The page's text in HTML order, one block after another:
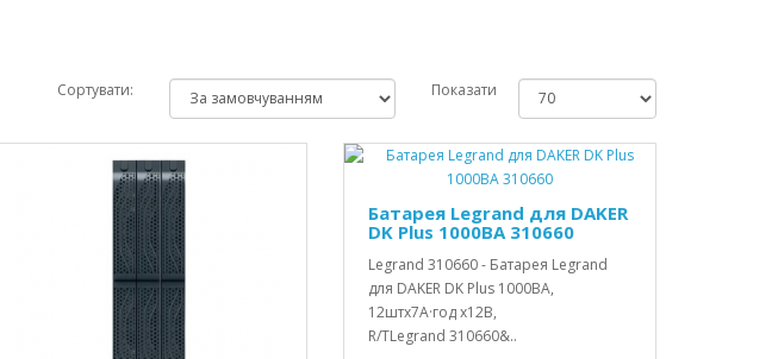
Сортувати:
Показати
Батарея Legrand для DAKER
DK Plus 1000ВА 310660
Legrand 310660 - Батарея Legrand
для DAKER DK Plus 1000ВА,
12штх7А·год х12В,
R/TLegrand 310660&..